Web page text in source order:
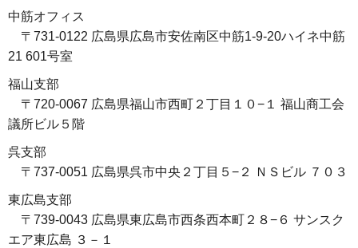
中筋オフィス
〒731-0122 広島県広島市安佐南区中筋1-9-20ハイネ中筋
21 601号室
福山支部
〒720-0067 広島県福山市西町２丁目１０−１ 福山商工会
議所ビル５階
呉支部
〒737-0051 広島県呉市中央２丁目５−２ ＮＳビル ７０３
東広島支部
〒739-0043 広島県東広島市西条西本町２８−６ サンスク
エア東広島 ３－１